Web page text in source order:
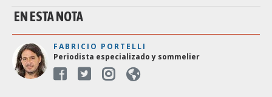
EN ESTA NOTA
FABRICIO PORTELLI
Periodista especializado y sommelier